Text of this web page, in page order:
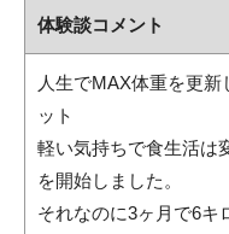
体験談コメント
人生でMAX体重を更
ット
軽い気持ちで食生活は
を開始しました。
それなのに3ヶ月で6キ